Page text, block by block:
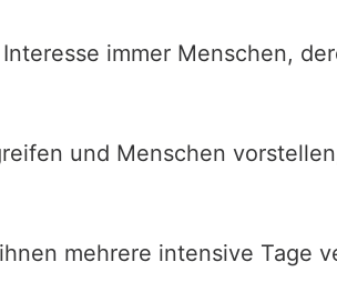
immer Menschen,
und Menschen
mehrere intensive Tage